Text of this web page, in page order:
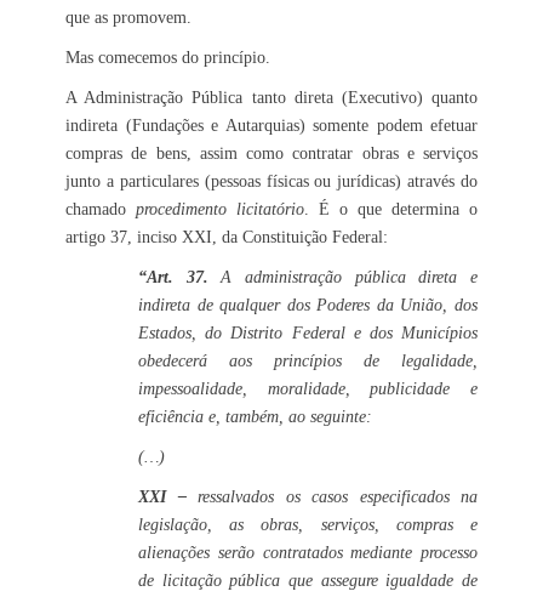
que as promovem.
Mas comecemos do princípio.
A Administração Pública tanto direta (Executivo) quanto
indireta (Fundações e Autarquias) somente podem efetuar
compras de bens, assim como contratar obras e serviços
junto a particulares (pessoas físicas ou jurídicas) através do
chamado procedimento licitatório. É o que determina o
artigo 37, inciso XXI, da Constituição Federal:
“Art. 37. A administração pública direta e
indireta de qualquer dos Poderes da União, dos
Estados, do Distrito Federal e dos Municípios
obedecerá aos princípios de legalidade,
impessoalidade, moralidade, publicidade e
eficiência e, também, ao seguinte:
(…)
XXI –ressalvados os casos especificados na
legislação, as obras, serviços, compras e
alienações serão contratados mediante processo
de licitação pública que assegure igualdade de